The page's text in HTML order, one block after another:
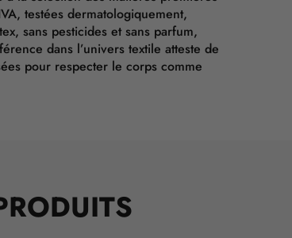
testées dermatologiquement,
sans pesticides et sans parfum,
dans l’univers textile atteste de
pour respecter le corps comme